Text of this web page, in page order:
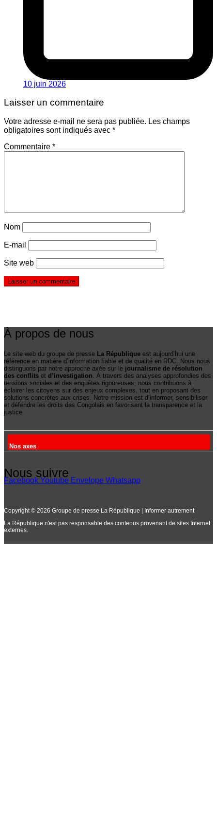
10 juin 2026
Laisser un commentaire
Votre adresse e-mail ne sera pas publiée. Les champs
obligatoires sont indiqués avec *
Commentaire *
Nom
E-mail
Site web
À propos de nous
Le site web du groupe de presse La République est aujourd’hui une
référence en matière d’information fiable et de qualité en RDC. Nous nous
distinguons par notre approche axée sur le journalisme de résolution
des conflits et d’investigation. À travers des analyses approfondies des
tensions sociales et des enquêtes rigoureuses, nous contribuons à
éclairer les citoyens sur des enjeux complexes, tout en proposant des
solutions concrètes aux crises. Notre mission est d’informer, sensibiliser
et défendre les droits des Congolais en favorisant la transparence et la
justice.
Nos axes
Nous suivre
Facebook Youtube Envelope Whatsapp
Copyright © 2026 Groupe de presse La République | Informer autrement
La République n'est pas responsable des contenus provenant de sites Internet
externes.